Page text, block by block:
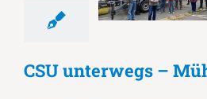
CSU unterwegs –